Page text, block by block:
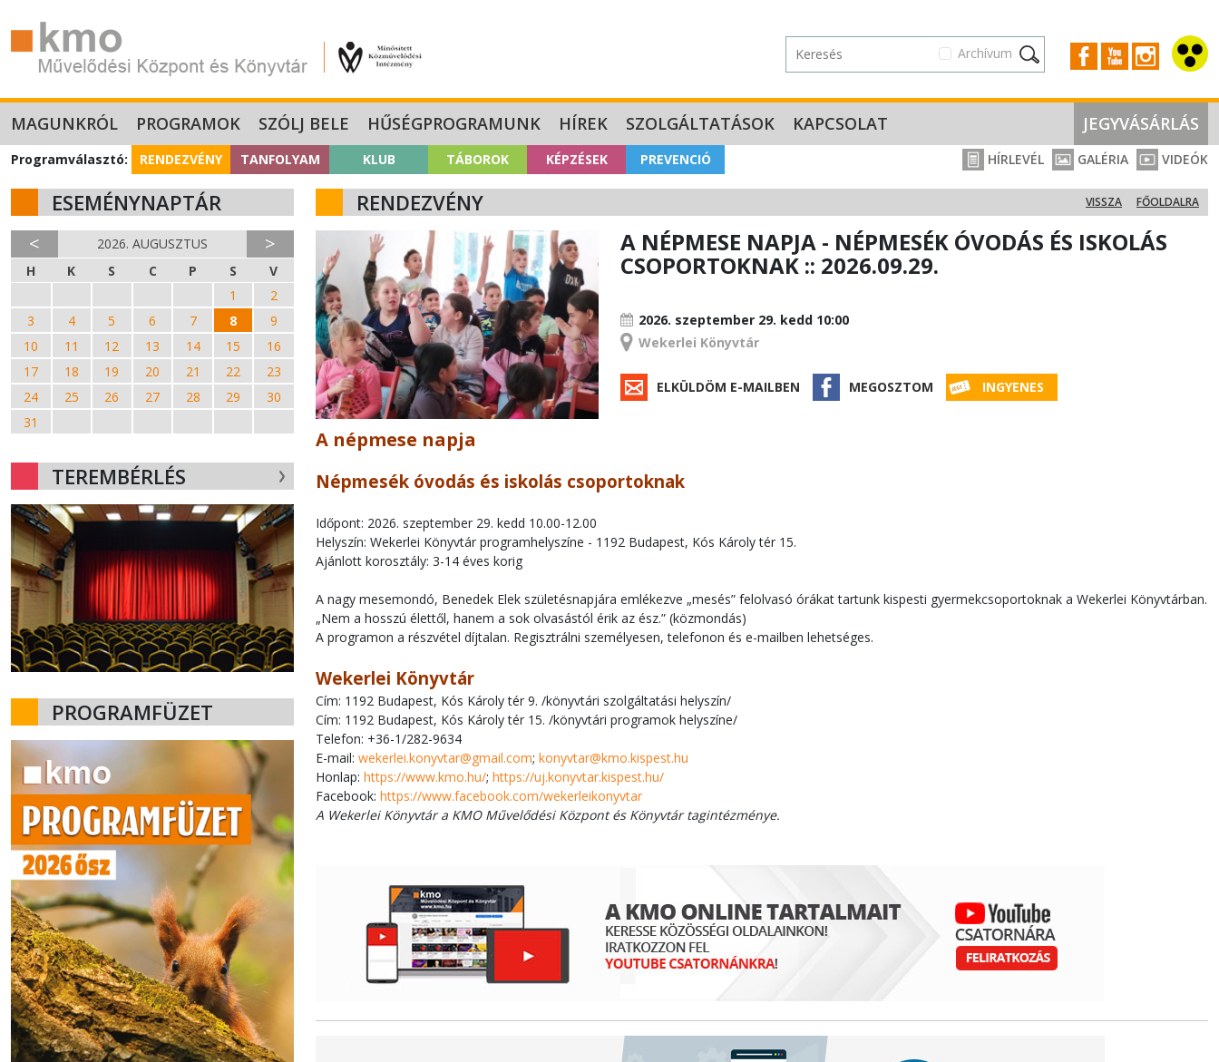
Archívum
MAGUNKRÓL PROGRAMOK SZÓLJ BELE HŰSÉGPROGRAMUNK HÍREK SZOLGÁLTATÁSOK KAPCSOLAT JEGYVÁSÁRLÁS
Programválasztó: RENDEZVÉNY TANFOLYAM KLUB TÁBOROK KÉPZÉSEK PREVENCIÓ HÍRLEVÉL GALÉRIA VIDEÓK
ESEMÉNYNAPTÁR
< 2026. AUGUSZTUS >
H K S C P S
V
1
2
3
4 5 6 7 8
9
10
11 12 13 14 15
16
17
18 19 20 21 22
23
24
25 26 27 28 29
30
31
TEREMBÉRLÉS
PROGRAMFÜZET
RENDEZVÉNY FŐOLDALRA
VISSZA
A NÉPMESE NAPJA - NÉPMESÉK ÓVODÁS ÉS ISKOLÁS
CSOPORTOKNAK :: 2026.09.29.
2026. szeptember 29. kedd 10:00
Wekerlei Könyvtár
ELKÜLDÖM E-MAILBEN MEGOSZTOM INGYENES
A népmese napja
Népmesék óvodás és iskolás csoportoknak
Időpont: 2026. szeptember 29. kedd 10.00-12.00
Helyszín: Wekerlei Könyvtár programhelyszíne - 1192 Budapest, Kós Károly tér 15.
Ajánlott korosztály: 3-14 éves korig
A nagy mesemondó, Benedek Elek születésnapjára emlékezve „mesés” felolvasó órákat tartunk kispesti gyermekcsoportoknak a Wekerlei Könyvtárban.
„Nem a hosszú élettől, hanem a sok olvasástól érik az ész.” (közmondás)
A programon a részvétel díjtalan. Regisztrálni személyesen, telefonon és e-mailben lehetséges.
Wekerlei Könyvtár
Cím: 1192 Budapest, Kós Károly tér 9. /könyvtári szolgáltatási helyszín/
Cím: 1192 Budapest, Kós Károly tér 15. /könyvtári programok helyszíne/
Telefon: +36-1/282-9634
E-mail: wekerlei.konyvtar@gmail.com; konyvtar@kmo.kispest.hu
Honlap: https://www.kmo.hu/; https://uj.konyvtar.kispest.hu/
Facebook: https://www.facebook.com/wekerleikonyvtar
A Wekerlei Könyvtár a KMO Művelődési Központ és Könyvtár tagintézménye.